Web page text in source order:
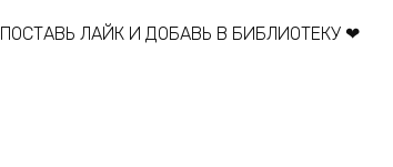
ПОСТАВЬ ЛАЙК И ДОБАВЬ В БИБЛИОТЕКУ ❤